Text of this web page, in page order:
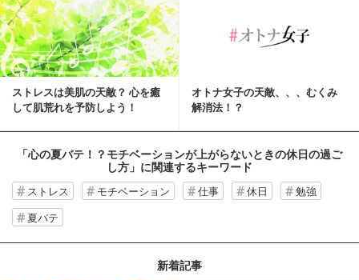
ストレスは美肌の天敵？ 心を癒
して肌荒れを予防しよう！
オトナ女子の天敵、、、むくみ
解消法！？
「心の夏バテ！？モチベーションが上がらないときの休日の過ご
し方」 に関連するキーワード
ストレス モチベーション 仕事 休日
勉強
夏バテ
新着記事